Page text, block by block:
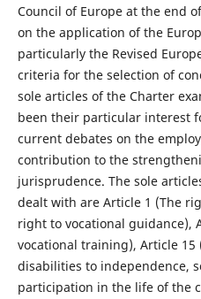
Council of Europe at the end
on the application of the
particularly the Revised
criteria for the selection of
sole articles of the Charter
been their particular interest
current debates on the
contribution to the
jurisprudence. The sole
dealt with are Article 1 (The
right to vocational guidance),
vocational training), Article
disabilities to independence,
participation in the life of the